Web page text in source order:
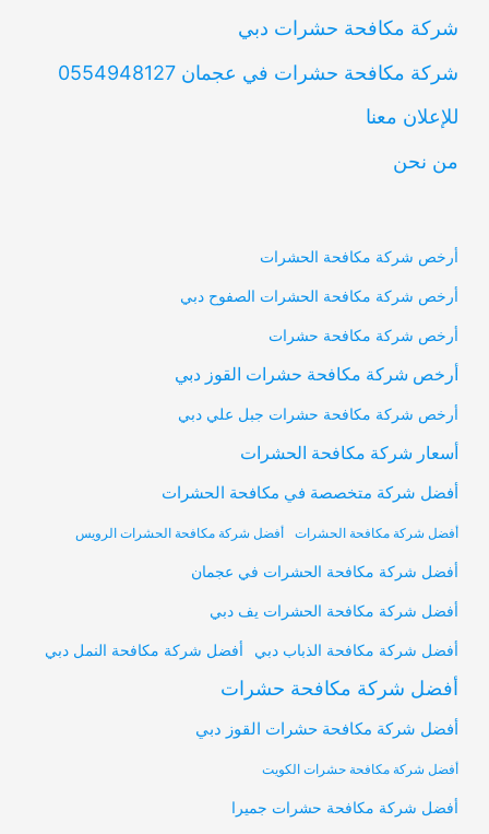
شركة مكافحة حشرات دبي
شركة مكافحة حشرات في عجمان 0554948127
للإعلان معنا
من نحن
أرخص شركة مكافحة الحشرات
أرخص شركة مكافحة الحشرات الصفوح دبي
أرخص شركة مكافحة حشرات
أرخص شركة مكافحة حشرات القوز دبي
أرخص شركة مكافحة حشرات جبل علي دبي
أسعار شركة مكافحة الحشرات
أفضل شركة متخصصة في مكافحة الحشرات
أفضل شركة مكافحة الحشرات أفضل شركة مكافحة الحشرات الرويس
أفضل شركة مكافحة الحشرات في عجمان
أفضل شركة مكافحة الحشرات يف دبي
أفضل شركة مكافحة الذباب دبي أفضل شركة مكافحة النمل دبي
أفضل شركة مكافحة حشرات
أفضل شركة مكافحة حشرات القوز دبي
أفضل شركة مكافحة حشرات الكويت
أفضل شركة مكافحة حشرات جميرا